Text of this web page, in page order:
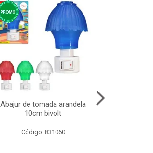
Abajur de tomada arandela
10cm bivolt
Código: 831060